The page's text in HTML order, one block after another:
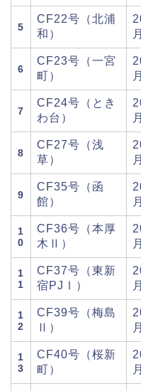
5
CF22号（北浦
和）
6
CF23号（一宮
町）
7
CF24号（とき
わ台）
8
CF27号（浅
草）
9
CF35号（函
館）
1
0
CF36号（本厚
木Ⅱ）
1
1
CF37号（東新
宿PJⅠ）
1
2
CF39号（梅島
Ⅱ）
1
3
CF40号（桜新
町）